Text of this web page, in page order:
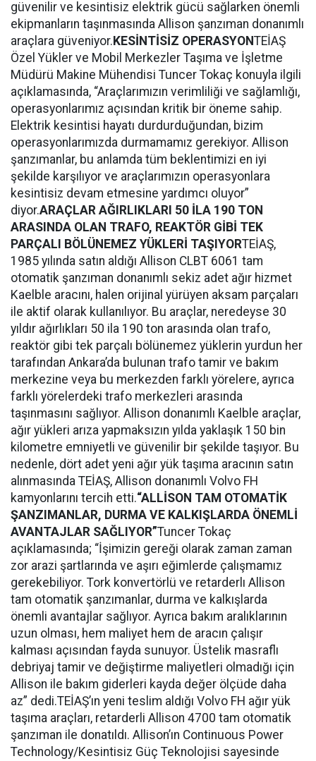
güvenilir ve kesintisiz elektrik gücü sağlarken önemli
ekipmanların taşınmasında Allison şanzıman donanımlı
araçlara güveniyor. KESİNTİSİZ OPERASYONTEİAŞ
Özel Yükler ve Mobil Merkezler Taşıma ve İşletme
Müdürü Makine Mühendisi Tuncer Tokaç konuyla ilgili
açıklamasında, “Araçlarımızın verimliliği ve sağlamlığı,
operasyonlarımız açısından kritik bir öneme sahip.
Elektrik kesintisi hayatı durdurduğundan, bizim
operasyonlarımızda durmamamız gerekiyor. Allison
şanzımanlar, bu anlamda tüm beklentimizi en iyi
şekilde karşılıyor ve araçlarımızın operasyonlara
kesintisiz devam etmesine yardımcı oluyor”
diyor.ARAÇLAR AĞIRLIKLARI 50 İLA 190 TON
ARASINDA OLAN TRAFO, REAKTÖR GİBİ TEK
PARÇALI BÖLÜNEMEZ YÜKLERİ TAŞIYORTEİAŞ,
1985 yılında satın aldığı Allison CLBT 6061 tam
otomatik şanzıman donanımlı sekiz adet ağır hizmet
Kaelble aracını, halen orijinal yürüyen aksam parçaları
ile aktif olarak kullanılıyor. Bu araçlar, neredeyse 30
yıldır ağırlıkları 50 ila 190 ton arasında olan trafo,
reaktör gibi tek parçalı bölünemez yüklerin yurdun her
tarafından Ankara’da bulunan trafo tamir ve bakım
merkezine veya bu merkezden farklı yörelere, ayrıca
farklı yörelerdeki trafo merkezleri arasında
taşınmasını sağlıyor. Allison donanımlı Kaelble araçlar,
ağır yükleri arıza yapmaksızın yılda yaklaşık 150 bin
kilometre emniyetli ve güvenilir bir şekilde taşıyor. Bu
nedenle, dört adet yeni ağır yük taşıma aracının satın
alınmasında TEİAŞ, Allison donanımlı Volvo FH
kamyonlarını tercih etti.“ALLİSON TAM OTOMATİK
ŞANZIMANLAR, DURMA VE KALKIŞLARDA ÖNEMLİ
AVANTAJLAR SAĞLIYOR”Tuncer Tokaç
açıklamasında; “İşimizin gereği olarak zaman zaman
zor arazi şartlarında ve aşırı eğimlerde çalışmamız
gerekebiliyor. Tork konvertörlü ve retarderlı Allison
tam otomatik şanzımanlar, durma ve kalkışlarda
önemli avantajlar sağlıyor. Ayrıca bakım aralıklarının
uzun olması, hem maliyet hem de aracın çalışır
kalması açısından fayda sunuyor. Üstelik masraflı
debriyaj tamir ve değiştirme maliyetleri olmadığı için
Allison ile bakım giderleri kayda değer ölçüde daha
az” dedi.TEİAŞ’ın yeni teslim aldığı Volvo FH ağır yük
taşıma araçları, retarderli Allison 4700 tam otomatik
şanzıman ile donatıldı. Allison’ın Continuous Power
Technology/Kesintisiz Güç Teknolojisi sayesinde